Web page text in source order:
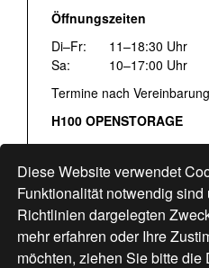
Diese Website verwendet
Funktionalität notwendig
Richtlinien dargelegten
mehr erfahren oder Ihre
möchten, ziehen Sie bitte die
Öffnungszeiten
Di–Fr:
11–18:30 Uhr
Sa:
10–17:00 Uhr
Termine nach
H100 OPENSTORAGE
Fr:
16:00–18:30 Uhr
Sa: 12:00–17:00 Uhr
Hohlstrasse 122
www.bogen33.ch